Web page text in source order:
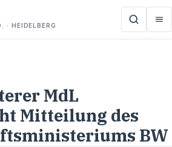
HEIDELBERG
MdL
Mitteilung des
BW